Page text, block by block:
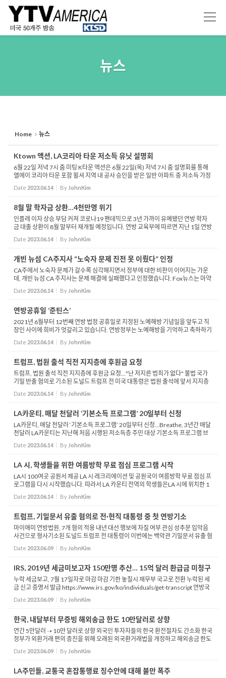
뉴스
Home 뉴스
Ktown 액션, LA코리아 타운 저소득 유닛 설명회
6월 22일 저녁 7시 줌 미팅 K타운 액션은 6월 22일(목) 저녁 7시 줌 설명회를 통해
엘에이 코리아 타운 포함 윌셔 지역 내 공사 승인을 받은 일반 아파트 중 저소득 가정
에게 저렴한 유닛을 제공하는 아파트에 대한 정보를 발표합니다. LA시 도시개발국
은 2017...
Date 2023.06.14 By JohnKim
8월 말 학자금 상환…4천만명 위기
인플레 이자 상승 부담 커져 코로나19 팬데믹으로 3년 가까이 유예됐던 연방 학자
금 대출 상환이 8월 말부터 재개될 예정입니다. 연방 교육부에 따르면 지난 1일 연방
의회가 합의하여 통과시킨 부채 한도 협정에 따라 연방 학자금 대출자들은 8월 말부
터 밀...
Date 2023.06.14 By JohnKim
개빈 뉴섬 CA주지사 “노숙자 문제 진전 못 이뤘다” 인정
CA주에서 노숙자 문제가 갈수록 심각해지면서 정부에 대한 비판이 이어지는 가운
데, 개빈 뉴섬 CA 주지사는 문제 해결에 실패했다고 인정했습니다. Fox뉴스는 마약
과 범죄가 난무하는 노숙자 텐트촌이 늘어났다며 노숙자 위기 억제에 실패한 것 아
니냐는 질문...
Date 2023.06.14 By JohnKim
연방공휴일 ‘준틴스’
2021년 6월부터 12번째 연방 법정 공휴일로 지정된 노예해방 기념일을 앞두고 직
장인 사이에 희비가 엇갈리고 있습니다. 연방정부는 노예해방을 기억하고 축하하기
위해 6/19일을 공휴일로 삼았지만, 민간업체는 선택적 수용을 하고 있기 때문입니
다. 바이든 ...
Date 2023.06.14 By JohnKim
트럼프, 법원 출석 직전 지지층에 후원금 요청
트럼프, 법원 출석 직전 지지층에 후원금 요청…"난 저지른 범죄가 없다" 불법 국가
기밀 반출 혐의로 기소된 도널드 트럼프 전 미국 대통령은 법원 출석에 앞서 지지층
에 자신의 내년 대선 캠페인을 도와달라고 호소했습니다. 트럼프 전 대통령은 이
날...
Date 2023.06.14 By JohnKim
LA카운티, 매달 천달러 ‘기본소득 프로그램’ 20일부터 신청
LA카운티, 매달 천달러 ‘기본소득 프로그램’ 20일부터 신청…Breathe, 3년간 매달
천달러 LA카운티는 지난해 처음 시행된 저소득층 주민 대상 기본소득 프로그램 브
리드(Breathe)를 다시 신청접수 받는다고 전했습니다. 이 기본소득 프로그...
Date 2023.06.14 By JohnKim
LA 시, 학생들을 위한 여름방학 무료 점심 프로그램 시작
LA시 100여곳 공원서 제공 LA 시 레크리에이션 및 공원국이 여름방학 무료 점심 프
로그램을 다시 시작했습니다. 따라서 LA 카운티 전역의 학생들은LA 시에 위치한 1
00곳이 넘는 공원에서 무료로 점심을 제공받을 수 있습니다 LA 시 레크리에이션 및
공원국에 ...
Date 2023.06.14 By JohnKim
트럼프, 기밀문서 유출 혐의로 전·현직 대통령 중 첫 연방기소
마이애미 연방법원, 7개 혐의 적용 내년 대선 행보에 차질 여부 관심 성추문 입막음
사건으로 형사기소된 도널드 트럼프 전 대통령이 이번에는 백악관 기밀문서 유출 혐
의로 연방법원에 기소되었습니다 워싱턴 포스트 등은 8일, 법무부가 기밀문서 유출
의혹 ...
Date 2023.06.09 By JohnKim
IRS, 2019년 세금미보고자 150만명 추산… 15억 달러 환급금 미청구
누락 세금보고, 7월 17일자로 마감 마감 기한 놓칠시 재무부 국고로 전환 누락된 세
금 신고 증명서 발급 https://www.irs.gov/ko/individuals/get-transcript 연방국
세청 IRS가 약 15억 달러의 세금 환급금이 아직 미청구 상태라며 세금미보고자들에
게 보고를...
Date 2023.06.09 By JohnKim
한국, 내달부터 무증빙 해외송금 한도 10만달러로 상향
연간 5만달러 ➝ 10만 달러로 상향 외국인 투자자들의 한국 환전절차도 간소화 한국
정부가 외환거래 편의 증진을 위해 오래된 외국환거래법을 개정하고 해외송금 한도
를 상향 조정합니다 한국 기획재정부는 이런 내용 등을 담은 외국환거래규정 개정안
을 한국...
Date 2023.06.09 By JohnKim
LA주민들, 교통국 혼잡통행료 징수안에 대해 불만 폭주